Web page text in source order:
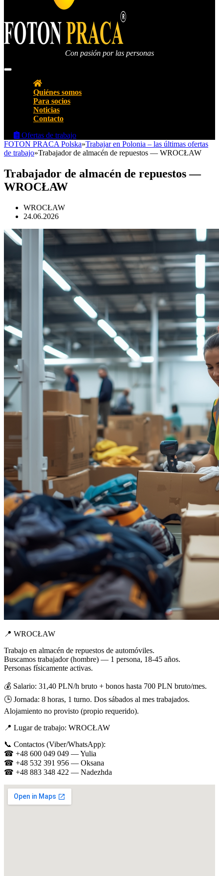
Con pasión por las personas
Quiénes somos
Para socios
Noticias
Contacto
Ofertas de trabajo
FOTON PRACA Polska»Trabajar en Polonia – las últimas ofertas
de trabajo»Trabajador de almacén de repuestos — WROCŁAW
Trabajador de almacén de repuestos —
WROCŁAW
WROCŁAW
24.06.2026
📍 WROCŁAW
Trabajo en almacén de repuestos de automóviles.
Buscamos trabajador (hombre) — 1 persona, 18-45 años.
Personas físicamente activas.
💰 Salario: 31,40 PLN/h bruto + bonos hasta 700 PLN bruto/mes.
🕒 Jornada: 8 horas, 1 turno. Dos sábados al mes trabajados.
Alojamiento no provisto (propio requerido).
📍 Lugar de trabajo: WROCŁAW
📞 Contactos (Viber/WhatsApp):
☎ +48 600 049 049 — Yulia
☎ +48 532 391 956 — Oksana
☎ +48 883 348 422 — Nadezhda